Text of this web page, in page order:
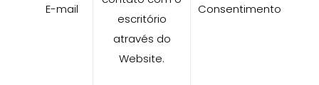
E-mail
escritório
através do
Website.
Consentimento